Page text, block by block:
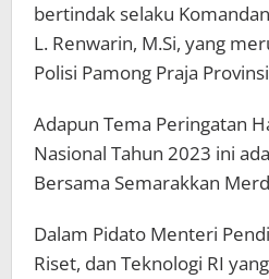
bertindak selaku
L. Renwarin, M.Si, yang
Polisi Pamong Praja
Adapun Tema Peringatan
Nasional Tahun 2023 ini
Bersama Semarakkan
Dalam Pidato Menteri
Riset, dan Teknologi RI